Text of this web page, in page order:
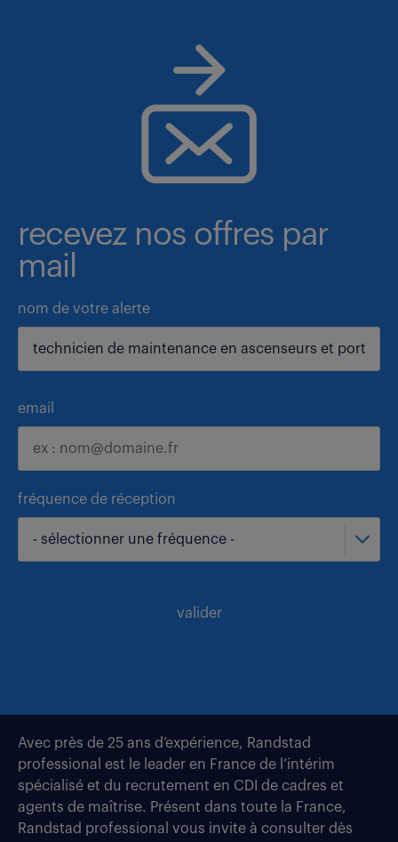
recevez nos offres par
mail
nom de votre alerte
email
fréquence de réception
- sélectionner une fréquence -
valider
Avec près de 25 ans d’expérience, Randstad
professional est le leader en France de l’intérim
spécialisé et du recrutement en CDI de cadres et
agents de maîtrise. Présent dans toute la France,
Randstad professional vous invite à consulter dès